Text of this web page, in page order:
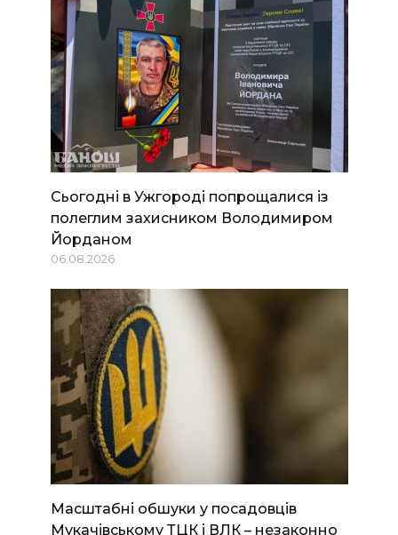
Сьогодні в Ужгороді попрощалися із
полеглим захисником Володимиром
Йорданом
06.08.2026
Масштабні обшуки у посадовців
Мукачівському ТЦК і ВЛК – незаконно